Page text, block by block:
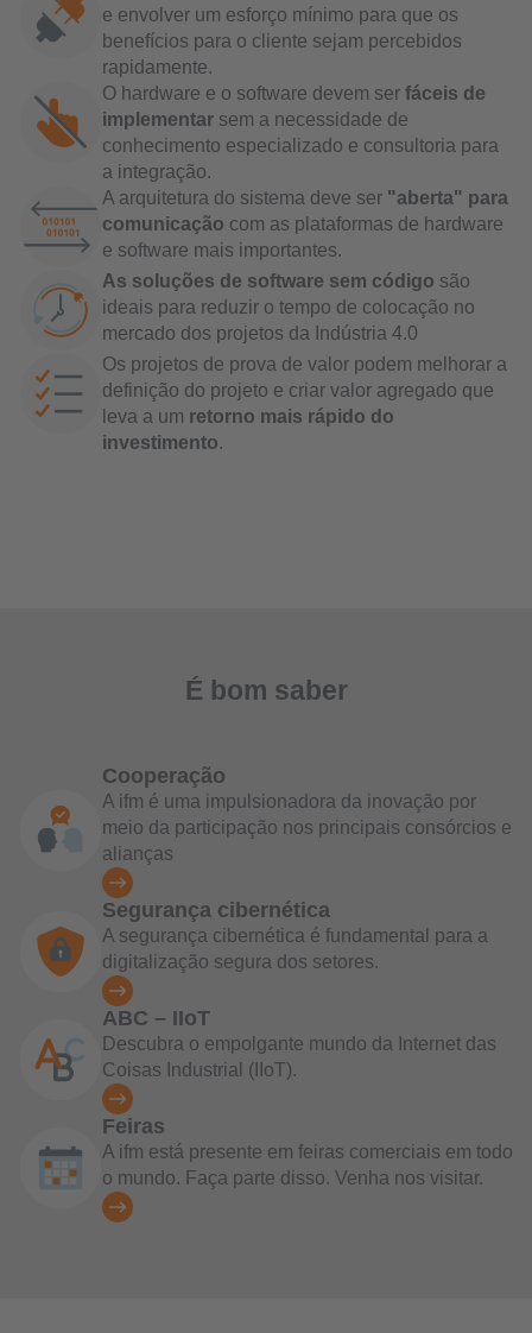
e envolver um esforço mínimo para que os
benefícios para o cliente sejam percebidos
rapidamente.
O hardware e o software devem ser fáceis de
implementar sem a necessidade de
conhecimento especializado e consultoria para
a integração.
A arquitetura do sistema deve ser "aberta" para
comunicação com as plataformas de hardware
e software mais importantes.
As soluções de software sem código são
ideais para reduzir o tempo de colocação no
mercado dos projetos da Indústria 4.0
Os projetos de prova de valor podem melhorar a
definição do projeto e criar valor agregado que
leva a um retorno mais rápido do
investimento.
É bom saber
Cooperação
A ifm é uma impulsionadora da inovação por
meio da participação nos principais consórcios e
alianças
Segurança cibernética
A segurança cibernética é fundamental para a
digitalização segura dos setores.
ABC – IIoT
Descubra o empolgante mundo da Internet das
Coisas Industrial (IIoT).
Feiras
A ifm está presente em feiras comerciais em todo
o mundo. Faça parte disso. Venha nos visitar.